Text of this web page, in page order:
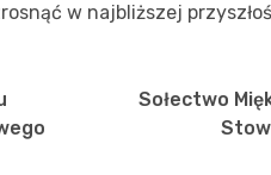
w najbliższej
Sołectwo